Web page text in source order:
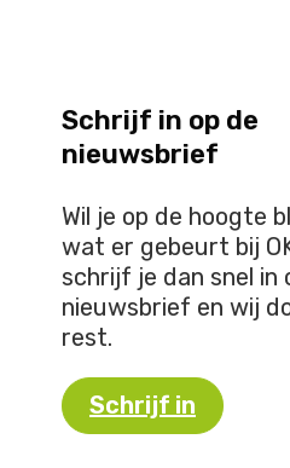
Schrijf in op de
nieuwsbrief
Wil je op de hoogte
wat er gebeurt bij
schrijf je dan snel in
nieuwsbrief en wij
rest.
Schrijf in